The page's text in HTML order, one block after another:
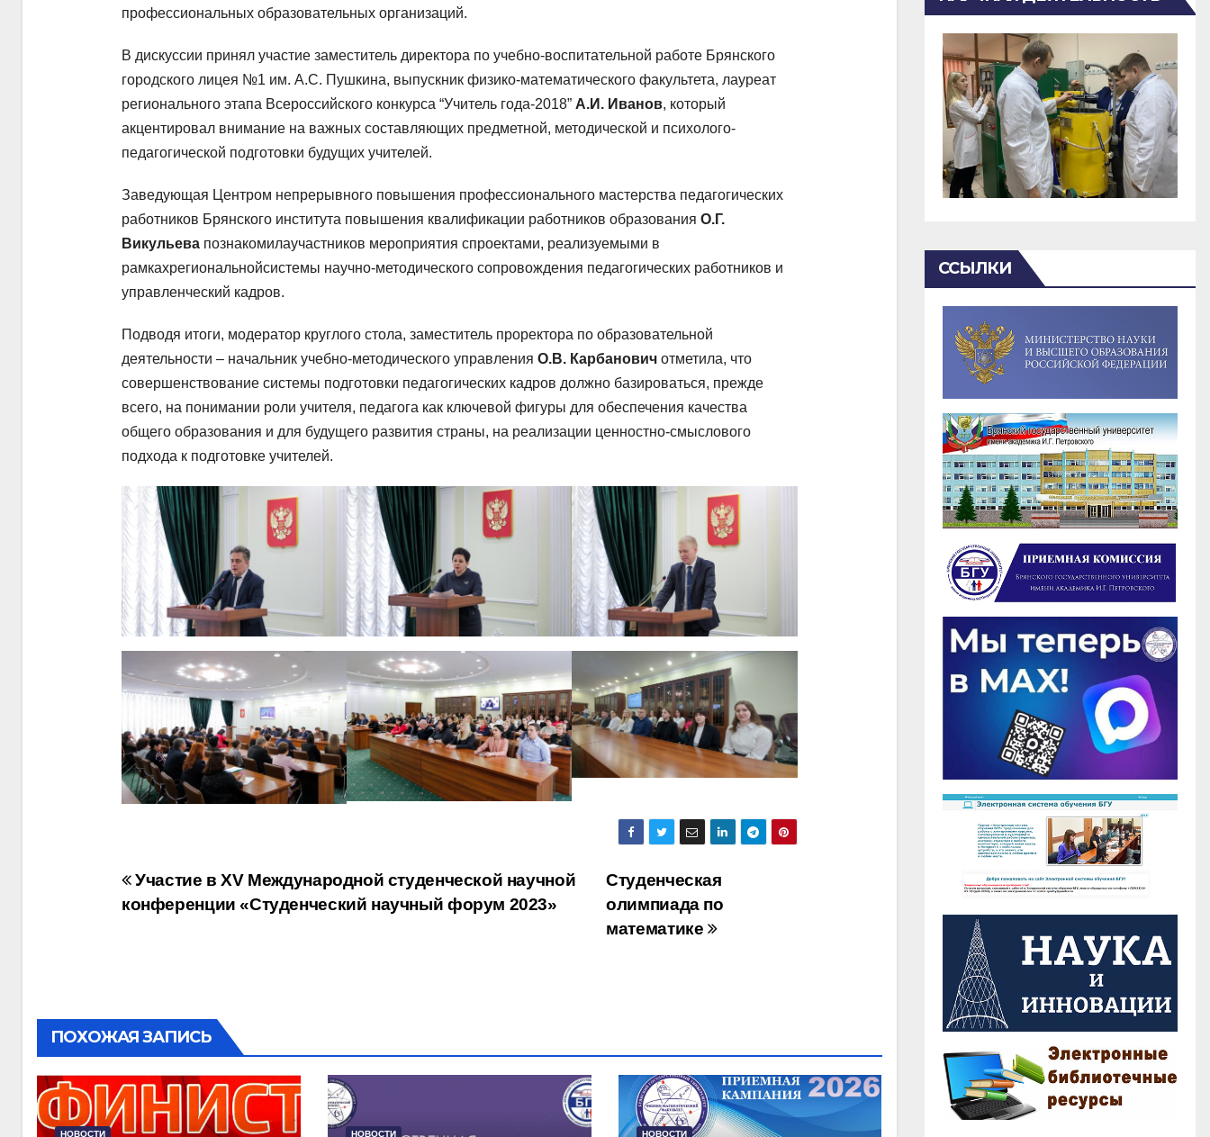
профессиональных образовательных организаций.
В дискуссии принял участие заместитель директора по учебно-воспитательной работе Брянского
городского лицея №1 им. А.С. Пушкина, выпускник физико-математического факультета, лауреат
регионального этапа Всероссийского конкурса “Учитель года-2018” А.И. Иванов, который
акцентировал внимание на важных составляющих предметной, методической и психолого-
педагогической подготовки будущих учителей.
Заведующая Центром непрерывного повышения профессионального мастерства педагогических
работников Брянского института повышения квалификации работников образования О.Г.
Викульева познакомилаучастников мероприятия спроектами, реализуемыми в
рамкахрегиональнойсистемы научно-методического сопровождения педагогических работников и
управленческий кадров.
Подводя итоги, модератор круглого стола, заместитель проректора по образовательной
деятельности – начальник учебно-методического управления О.В. Карбанович отметила, что
совершенствование системы подготовки педагогических кадров должно базироваться, прежде
всего, на понимании роли учителя, педагога как ключевой фигуры для обеспечения качества
общего образования и для будущего развития страны, на реализации ценностно-смыслового
подхода к подготовке учителей.
Навигация
Студенческая
олимпиада по
математике
Участие в XV Международной студенческой научной
конференции «Студенческий научный форум 2023»
ПОХОЖАЯ ЗАПИСЬ
НОВОСТИ НОВОСТИ НОВОСТИ
ССЫЛКИ